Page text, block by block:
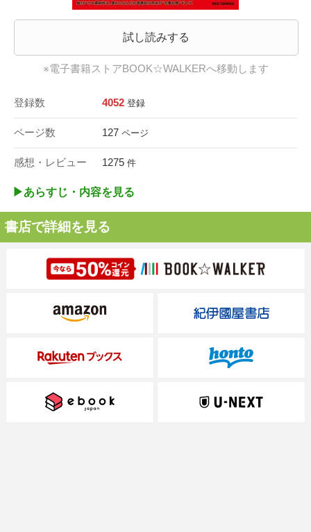
試し読みする
※電子書籍ストアBOOK☆WALKERへ移動します
登録数 4052 登録
ページ数 127 ページ
感想・レビュー 1275 件
▶︎あらすじ・内容を見る
書店で詳細を見る